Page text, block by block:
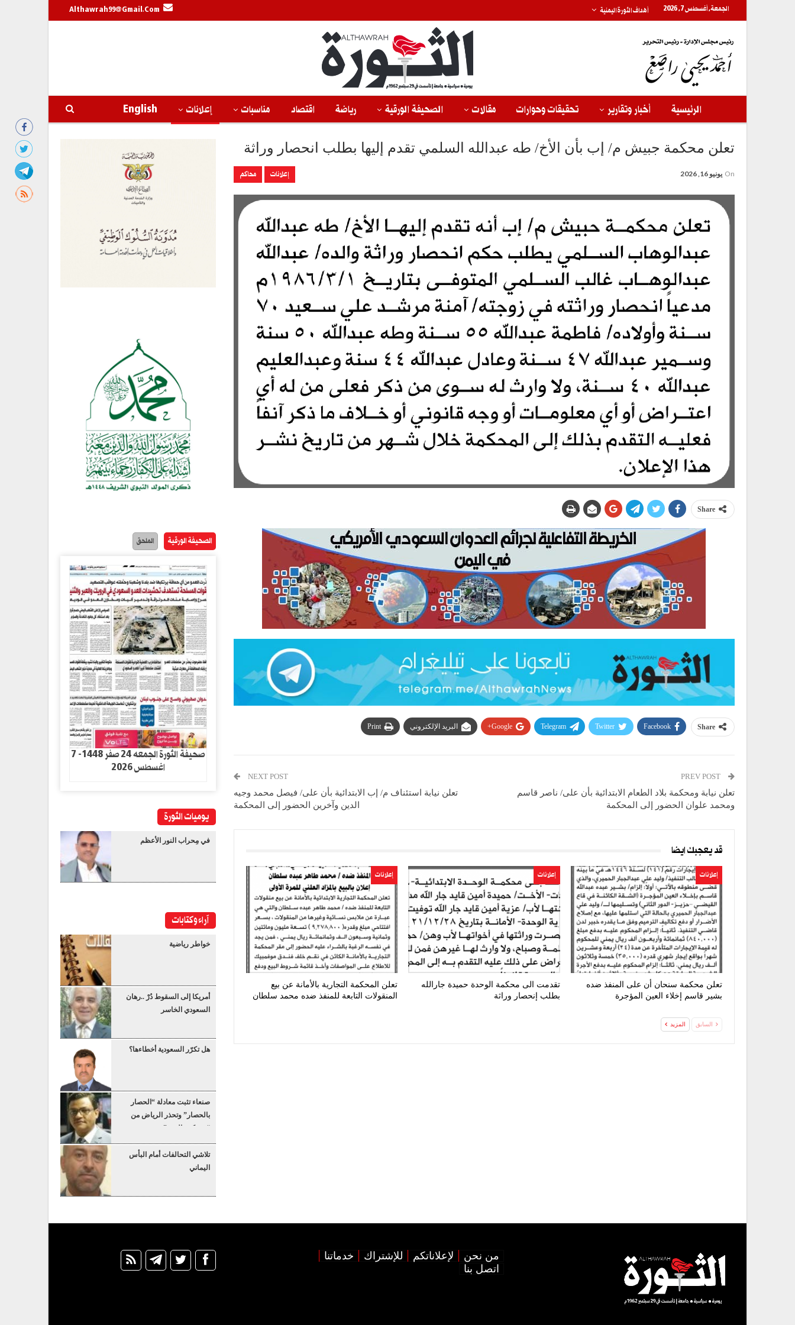
الجمعة, أغسطس 7, 2026 أهداف الثورة اليمنية Althawrah99@gmail.com
الرئيسية أخبار وتقارير تحقيقات وحوارات مقالات الصحيفة الورقية رياضة اقتصاد مناسبات إعلانات English
تعلن محكمة جبيش م/ إب بأن الأخ/ طه عبدالله السلمي تقدم إليها بطلب انحصار وراثة
إعلانات محاكم On يونيو 16, 2026
Share
Share
Facebook
Twitter
Telegram
Google+ البريد الإلكتروني Print
تعلن نيابة ومحكمة بلاد الطعام الابتدائية بأن على/ ناصر قاسم
ومحمد علوان الحضور إلى المحكمة
NEXT POST
تعلن نيابة استئناف م/ إب الابتدائية بأن على/ فيصل محمد وجيه
الدين وآخرين الحضور إلى المحكمة
قد يعجبك ايضا
إعلانات
تعلن محكمة سنحان أن على المنفذ ضده
بشير قاسم إخلاء العين المؤجرة
إعلانات
تقدمت الى محكمة الوحدة حميدة جارالله
بطلب إنحصار وراثة
إعلانات
تعلن المحكمة التجارية بالأمانة عن بيع
المنقولات التابعة للمنفذ ضده محمد سلطان
السابق المزيد
الصحيفة الورقية الملحق
صحيفة الثورة الجمعه 24 صفر 1448- 7
اغسطس 2026
يوميات الثورة
في مِحراب النور الأعظم
آراء وكتابات
خواطر رياضية
أمريكا إلى السقوط دُرْ ..رهان
السعودي الخاسر
هل تكرّر السعودية أخطاءها؟
صنعاء تثبت معادلة “الحصار
بالحصار” وتحذر الرياض من
“عسكرة البحر”
تلاشي التحالفات أمام البأس
اليماني
من نحن لإعلاناتكم للإشتراك
خدماتنا
اتصل بنا